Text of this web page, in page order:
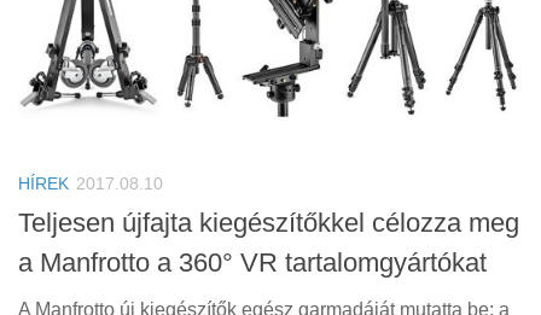
HÍREK 2017.08.10
Teljesen újfajta kiegészítőkkel célozza meg
a Manfrotto a 360° VR tartalomgyártókat
A Manfrotto új kiegészítők egész garmadáját mutatta be: a